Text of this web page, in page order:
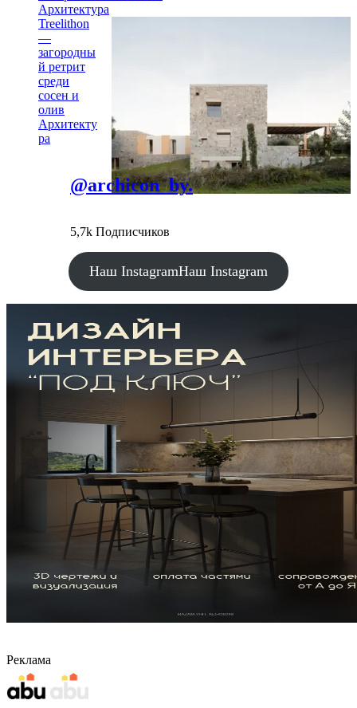
Архитектура
Treelithon
—
загородны
й ретрит
среди
сосен и
олив
Архитекту
ра
@archicon_by.
5,7k Подписчиков
Наш InstagramНаш Instagram
Реклама